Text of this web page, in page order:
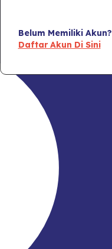
Belum Memiliki Akun?
Daftar Akun Di Sini